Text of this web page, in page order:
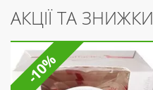
АКЦІЇ ТА ЗНИЖКИ
-10%